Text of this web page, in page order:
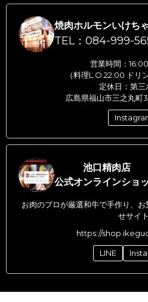
焼肉ホルモンいけち
TEL：084-999-
営業時間：
（料理L.O.22:00 ドリ
定休日：第三
広島県福山市三之丸町
池口精肉店
公式オンラインショ
お肉のプロが厳選和牛で手作り、
せサイト
https://
LINE